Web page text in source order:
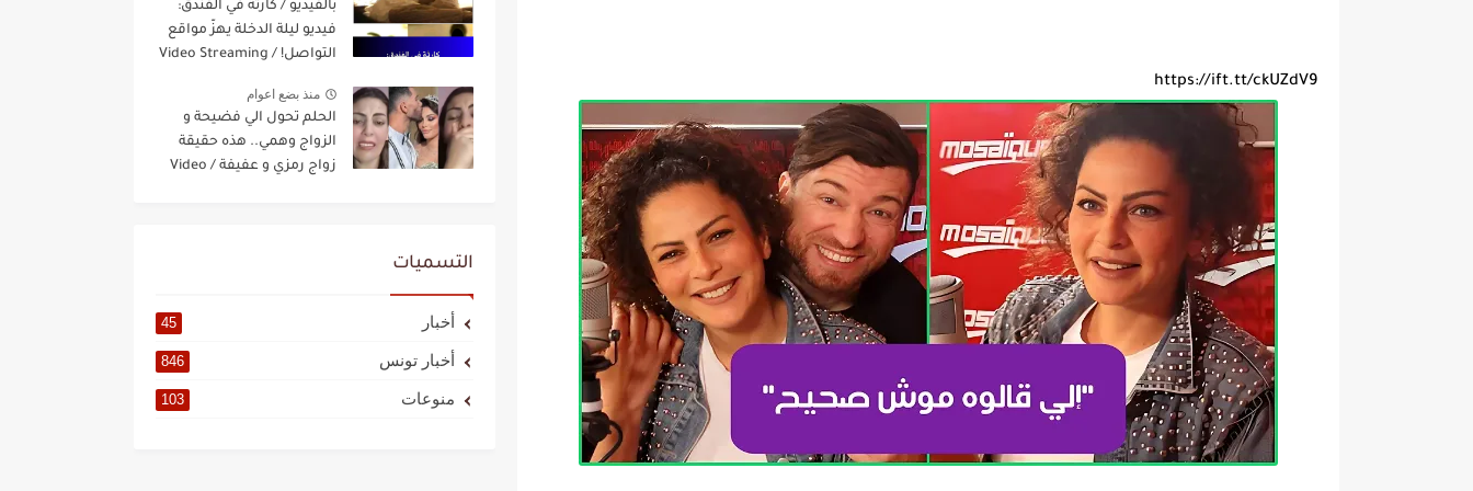
https://ift.tt/ckUZdV9
بالفيديو / كارثة في الفندق:
فيديو ليلة الدخلة يهزّ مواقع
التواصل! / Video Streaming
منذ بضع اعوام
الحلم تحول الي فضيحة و
الزواج وهمي.. هذه حقيقة
زواج رمزي و عفيفة / Video
التسميات
أخبار 45
أخبار تونس 846
منوعات 103